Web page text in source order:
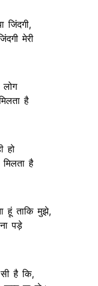
जिंदगी,
मेरी
है
हो
है
हूं ताकि मुझे,
पड़े
है कि,